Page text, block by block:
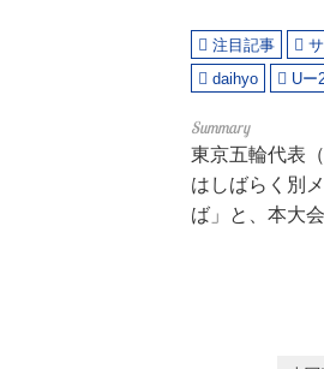
注目記事
daihyo
Uー
東京五輪代表
はしばらく別
ば」と、本大